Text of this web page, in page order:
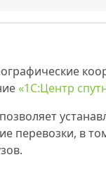
«1С:Центр
перевозки, в